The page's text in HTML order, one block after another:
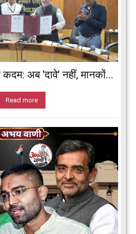
अब ‘दावे’ नहीं, मानकों...
Read more